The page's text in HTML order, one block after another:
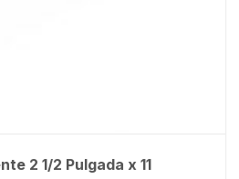
2 1/2 Pulgada x 11